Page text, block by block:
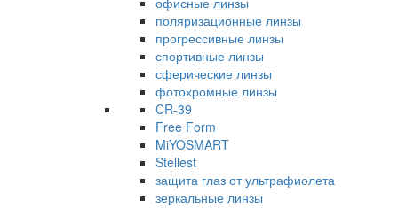
поляризационные линзы
прогрессивные линзы
спортивные линзы
сферические линзы
фотохромные линзы
CR-39
Free Form
MiYOSMART
Stellest
защита глаз от ультрафиолета
зеркальные линзы